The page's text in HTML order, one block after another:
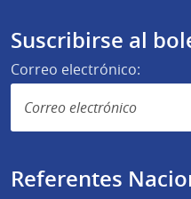
Suscribirse al
Correo electrónico:
Referentes